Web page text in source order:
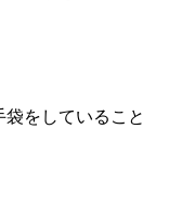
をしていること